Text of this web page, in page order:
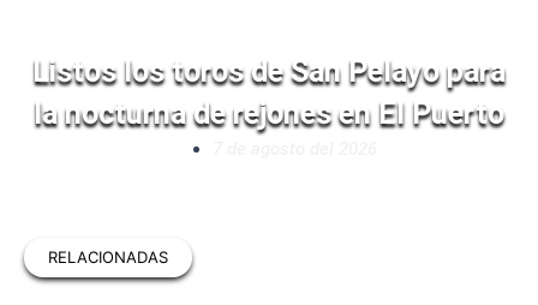
Listos los toros de San Pelayo para
la nocturna de rejones en El Puerto
RELACIONADAS